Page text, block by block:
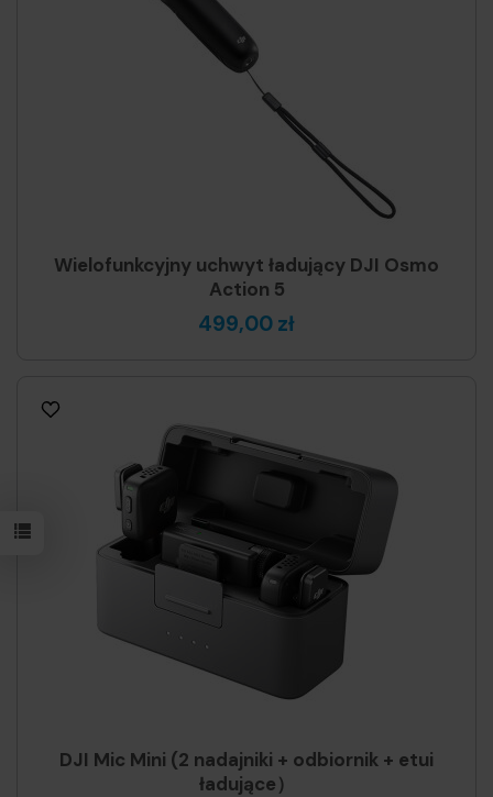
Wielofunkcyjny uchwyt ładujący DJI Osmo
Action 5
499,00 zł
DJI Mic Mini (2 nadajniki + odbiornik + etui
ładujące）